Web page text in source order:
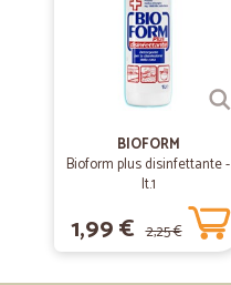
BIOFORM
Bioform plus disinfettante -
lt.1
1,99 € 2,25 €